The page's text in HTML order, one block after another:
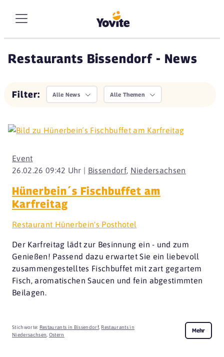
Restaurants Bissendorf - News
Filter: Alle News Alle Themen
26.02.26 09:42 Uhr | Bissendorf, Niedersachsen
Event
Hünerbein´s Fischbuffet am
Karfreitag
Restaurant Hünerbein's Posthotel
Der Karfreitag lädt zur Besinnung ein - und zum
Genießen! Passend dazu erwartet Sie ein liebevoll
zusammengestelltes Fischbuffet mit zart gegartem
Fisch, aromatischen Saucen und fein abgestimmten
Beilagen.
Stichworte: Restaurants in Bissendorf, Restaurants in
Niedersachsen Ostern
Mehr